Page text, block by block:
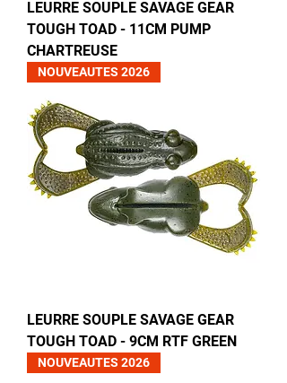
LEURRE SOUPLE SAVAGE GEAR
TOUGH TOAD - 11CM PUMP
CHARTREUSE
NOUVEAUTES 2026
LEURRE SOUPLE SAVAGE GEAR
TOUGH TOAD - 9CM RTF GREEN
NOUVEAUTES 2026